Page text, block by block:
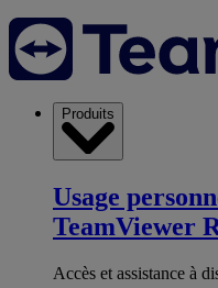
Produits
Usage
TeamViewer
Accès et assistance à